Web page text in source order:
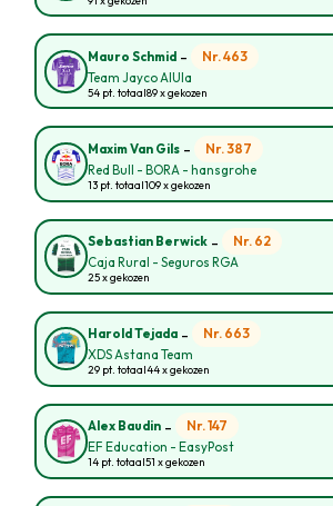
Mauro Schmid - Nr. 463
Team Jayco AlUla
54 pt. totaal89 x gekozen
Maxim Van Gils - Nr. 387
Red Bull - BORA - hansgrohe
13 pt. totaal109 x gekozen
Sebastian Berwick - Nr. 62
Caja Rural - Seguros RGA
25 x gekozen
Harold Tejada - Nr. 663
XDS Astana Team
29 pt. totaal44 x gekozen
Alex Baudin - Nr. 147
EF Education - EasyPost
14 pt. totaal51 x gekozen